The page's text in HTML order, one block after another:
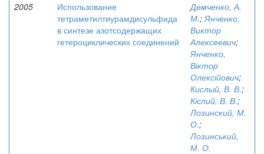
2005
Использование
тетраметилтиурамдисульфида
в синтезе азотсодержащих
гетероциклических соединений
Демченко, А.
М.;Янченко,
Виктор
Алексеевич;
Янченко,
Віктор
Олексійович;
Кислый, В. В.;
Кіслий, В. В.;
Лозинский, М.
О.;
Лозинський,
М. О.